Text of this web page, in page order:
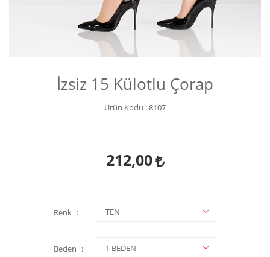
İzsiz 15 Külotlu Çorap
Ürün Kodu :8107
212,00
Renk
Beden